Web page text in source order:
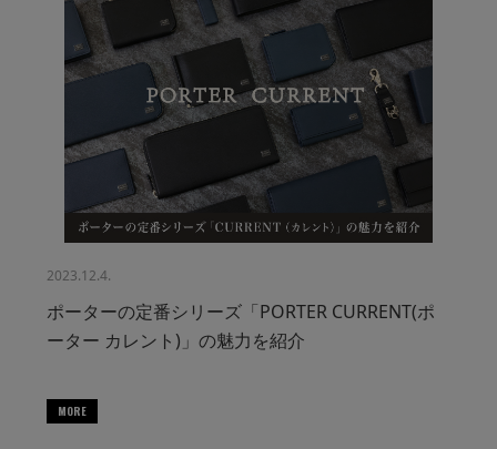
2023.12.4.
ポーターの定番シリーズ「PORTER CURRENT(ポ
ーター カレント)」の魅力を紹介
MORE